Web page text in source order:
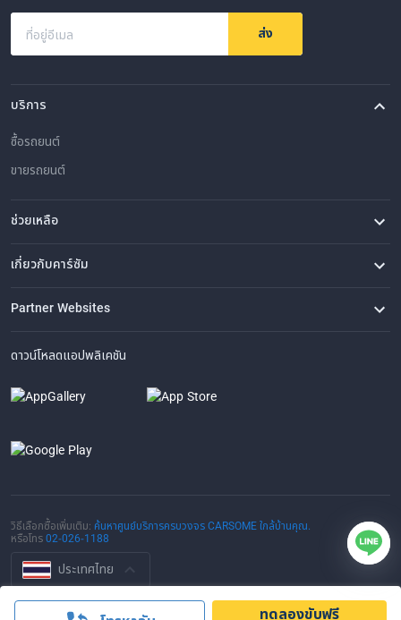
ทดลองขับฟรี
ที่อยู่อีเมล ส่ง
บริการ
ซื้อรถยนต์
ขายรถยนต์
ช่วยเหลือ
คำถามที่พบบ่อย
ติดต่อเรา
ที่ตั้งของเรา
เกี่ยวกับคาร์ซัม
เรื่องราวของเรา
ซื้อรถจาก CARSOME
บทความ
การแจ้งเบาะแส
ร่วมงานกับเรา
Partner Websites
AutoFun
One2Car
AutoSpinn
CarTimes
ดาวน์โหลดแอปพลิเคชัน
วิธีเลือกซื้อเพิ่มเติม: ค้นหาศูนย์บริการครบวงจร CARSOME ใกล้บ้านคุณ.
หรือโทร02-026-1188
ประเทศไทย
© 2016-2025 CARSOME (THAILAND) CO., LTD.(105559096112) สงวน